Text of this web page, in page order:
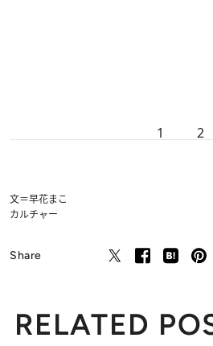
1 2
文＝早花まこ
カルチャー
Share
RELATED